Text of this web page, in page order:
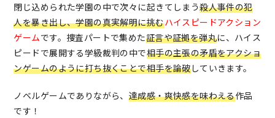
閉じ込められた学園の中で次々に起きてしまう殺人事件の犯
人を暴き出し、学園の真実解明に挑むハイスピードアクション
ゲームです。捜査パートで集めた証言や証拠を弾丸に、ハイス
ピードで展開する学級裁判の中で相手の主張の矛盾をアクショ
ンゲームのように打ち抜くことで相手を論破していきます。
ノベルゲームでありながら、 達成感・爽快感を味わえる作品
です！